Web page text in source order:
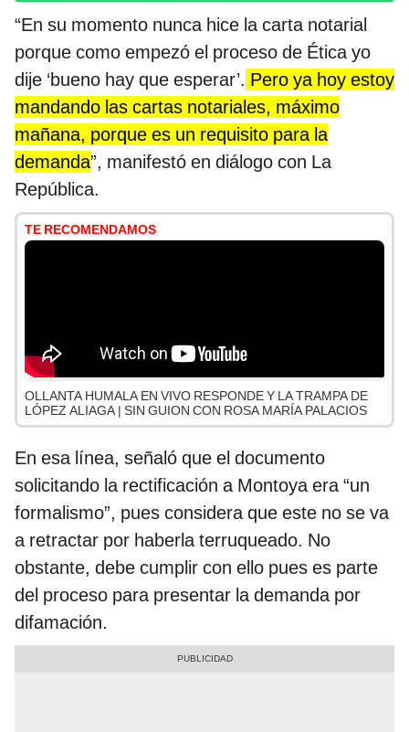
“En su momento nunca hice la carta notarial
porque como empezó el proceso de Ética yo
dije ‘bueno hay que esperar’. Pero ya hoy estoy
mandando las cartas notariales, máximo
mañana, porque es un requisito para la
demanda”, manifestó en diálogo con La
República.
TE RECOMENDAMOS
OLLANTA HUMALA EN VIVO RESPONDE Y LA TRAMPA DE
LÓPEZ ALIAGA | SIN GUION CON ROSA MARÍA PALACIOS
En esa línea, señaló que el documento
solicitando la rectificación a Montoya era “un
formalismo”, pues considera que este no se va
a retractar por haberla terruqueado. No
obstante, debe cumplir con ello pues es parte
del proceso para presentar la demanda por
difamación.